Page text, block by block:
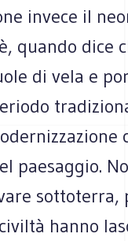
invece il
quando dice
di vela e
paesaggio.
sottoterra,
hanno